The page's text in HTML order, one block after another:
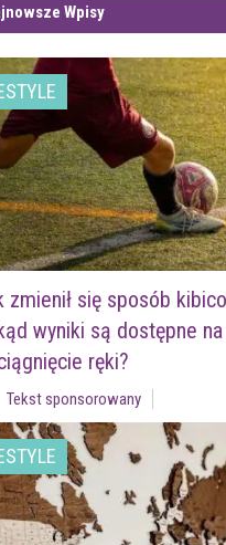
Wpisy
zmienił się sposób
wyniki są dostępne na
ręki?
Tekst sponsorowany